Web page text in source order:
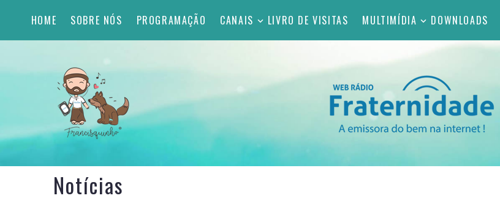
HOME SOBRE NÓS PROGRAMAÇÃO CANAIS LIVRO DE VISITAS MULTIMÍDIA DOWNLOADS
Notícias